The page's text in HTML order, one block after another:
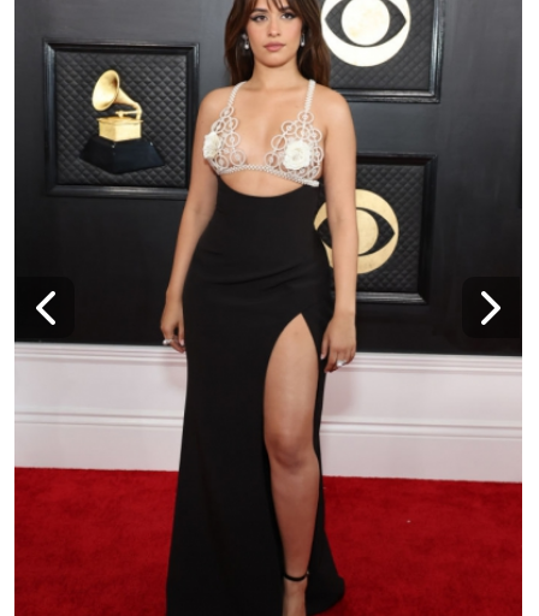
Наградите "Грами" бяха раздадени за 65-и
път на церемония в Лос Анджелис на 5
февруари. Вижте с какви тоалети се появиха
звездите. Снимки: Getty Images